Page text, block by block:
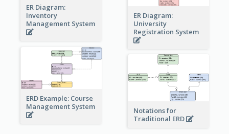
ER Diagram:
Inventory
Management System
ER Diagram:
University
Registration System
ERD Example: Course
Management System
Notations for
Traditional ERD